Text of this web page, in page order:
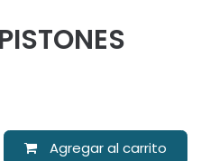
Agregar al carrito